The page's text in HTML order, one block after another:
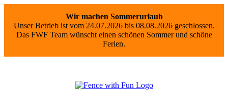
Wir machen Sommerurlaub
Unser Betrieb ist vom 24.07.2026 bis 08.08.2026 geschlossen.
Das FWF Team wünscht einen schönen Sommer und schöne
Ferien.